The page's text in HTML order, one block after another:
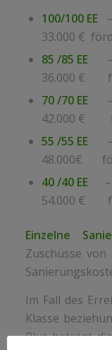
100/100 EE
33.000 €
85 /85 EE–
36.000 €
70 /70 EE–
42.000 €
55 /55 EE–
48.000€
40 /40 EE–
54.000 €
Einzelne
Zuschüsse
Im Fall des
Klasse
Plus beträgt